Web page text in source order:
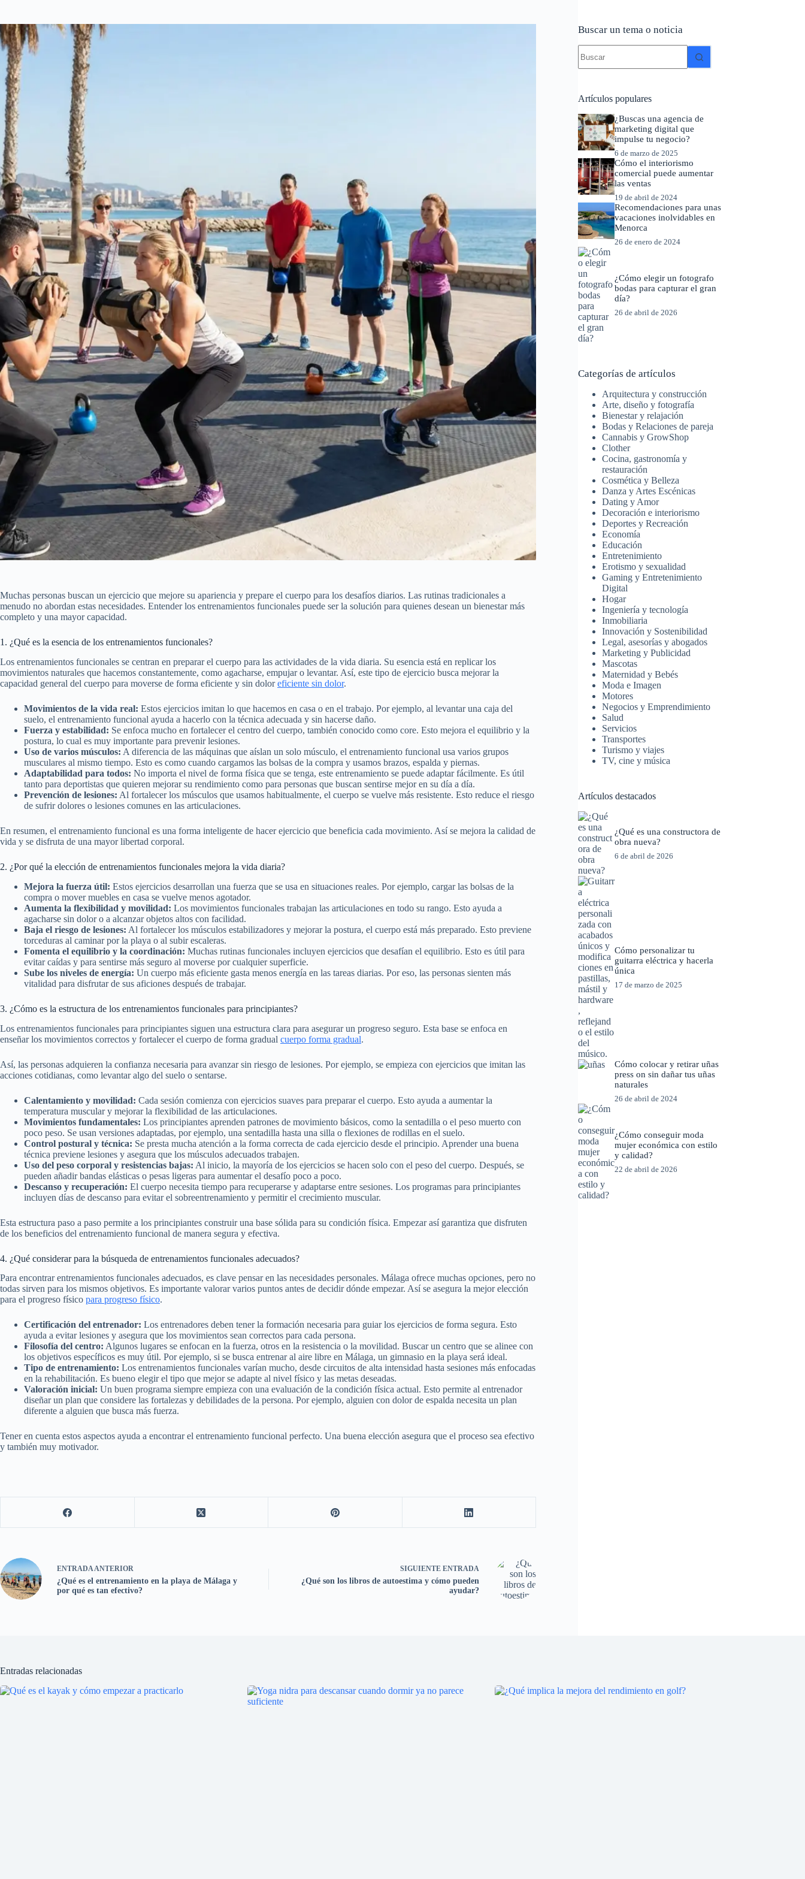
Muchas personas buscan un ejercicio que mejore su apariencia y prepare el cuerpo para los desafíos diarios. Las rutinas tradicionales a
menudo no abordan estas necesidades. Entender los entrenamientos funcionales puede ser la solución para quienes desean un bienestar más
completo y una mayor capacidad.
1. ¿Qué es la esencia de los entrenamientos funcionales?
Los entrenamientos funcionales se centran en preparar el cuerpo para las actividades de la vida diaria. Su esencia está en replicar los
movimientos naturales que hacemos constantemente, como agacharse, empujar o levantar. Así, este tipo de ejercicio busca mejorar la
capacidad general del cuerpo para moverse de forma eficiente y sin doloreficiente sin dolor.
Movimientos de la vida real: Estos ejercicios imitan lo que hacemos en casa o en el trabajo. Por ejemplo, al levantar una caja del
suelo, el entrenamiento funcional ayuda a hacerlo con la técnica adecuada y sin hacerse daño.
Fuerza y estabilidad: Se enfoca mucho en fortalecer el centro del cuerpo, también conocido como core. Esto mejora el equilibrio y la
postura, lo cual es muy importante para prevenir lesiones.
Uso de varios músculos: A diferencia de las máquinas que aíslan un solo músculo, el entrenamiento funcional usa varios grupos
musculares al mismo tiempo. Esto es como cuando cargamos las bolsas de la compra y usamos brazos, espalda y piernas.
Adaptabilidad para todos: No importa el nivel de forma física que se tenga, este entrenamiento se puede adaptar fácilmente. Es útil
tanto para deportistas que quieren mejorar su rendimiento como para personas que buscan sentirse mejor en su día a día.
Prevención de lesiones: Al fortalecer los músculos que usamos habitualmente, el cuerpo se vuelve más resistente. Esto reduce el riesgo
de sufrir dolores o lesiones comunes en las articulaciones.
En resumen, el entrenamiento funcional es una forma inteligente de hacer ejercicio que beneficia cada movimiento. Así se mejora la calidad de
vida y se disfruta de una mayor libertad corporal.
2. ¿Por qué la elección de entrenamientos funcionales mejora la vida diaria?
Mejora la fuerza útil: Estos ejercicios desarrollan una fuerza que se usa en situaciones reales. Por ejemplo, cargar las bolsas de la
compra o mover muebles en casa se vuelve menos agotador.
Aumenta la flexibilidad y movilidad: Los movimientos funcionales trabajan las articulaciones en todo su rango. Esto ayuda a
agacharse sin dolor o a alcanzar objetos altos con facilidad.
Baja el riesgo de lesiones: Al fortalecer los músculos estabilizadores y mejorar la postura, el cuerpo está más preparado. Esto previene
torceduras al caminar por la playa o al subir escaleras.
Fomenta el equilibrio y la coordinación: Muchas rutinas funcionales incluyen ejercicios que desafían el equilibrio. Esto es útil para
evitar caídas y para sentirse más seguro al moverse por cualquier superficie.
Sube los niveles de energía: Un cuerpo más eficiente gasta menos energía en las tareas diarias. Por eso, las personas sienten más
vitalidad para disfrutar de sus aficiones después de trabajar.
3. ¿Cómo es la estructura de los entrenamientos funcionales para principiantes?
Los entrenamientos funcionales para principiantes siguen una estructura clara para asegurar un progreso seguro. Esta base se enfoca en
enseñar los movimientos correctos y fortalecer el cuerpo de forma gradual cuerpo forma gradual.
Así, las personas adquieren la confianza necesaria para avanzar sin riesgo de lesiones. Por ejemplo, se empieza con ejercicios que imitan las
acciones cotidianas, como levantar algo del suelo o sentarse.
Calentamiento y movilidad: Cada sesión comienza con ejercicios suaves para preparar el cuerpo. Esto ayuda a aumentar la
temperatura muscular y mejorar la flexibilidad de las articulaciones.
Movimientos fundamentales: Los principiantes aprenden patrones de movimiento básicos, como la sentadilla o el peso muerto con
poco peso. Se usan versiones adaptadas, por ejemplo, una sentadilla hasta una silla o flexiones de rodillas en el suelo.
Control postural y técnica: Se presta mucha atención a la forma correcta de cada ejercicio desde el principio. Aprender una buena
técnica previene lesiones y asegura que los músculos adecuados trabajen.
Uso del peso corporal y resistencias bajas: Al inicio, la mayoría de los ejercicios se hacen solo con el peso del cuerpo. Después, se
pueden añadir bandas elásticas o pesas ligeras para aumentar el desafío poco a poco.
Descanso y recuperación: El cuerpo necesita tiempo para recuperarse y adaptarse entre sesiones. Los programas para principiantes
incluyen días de descanso para evitar el sobreentrenamiento y permitir el crecimiento muscular.
Esta estructura paso a paso permite a los principiantes construir una base sólida para su condición física. Empezar así garantiza que disfruten
de los beneficios del entrenamiento funcional de manera segura y efectiva.
4. ¿Qué considerar para la búsqueda de entrenamientos funcionales adecuados?
Para encontrar entrenamientos funcionales adecuados, es clave pensar en las necesidades personales. Málaga ofrece muchas opciones, pero no
todas sirven para los mismos objetivos. Es importante valorar varios puntos antes de decidir dónde empezar. Así se asegura la mejor elección
para el progreso físico para progreso físico.
Certificación del entrenador: Los entrenadores deben tener la formación necesaria para guiar los ejercicios de forma segura. Esto
ayuda a evitar lesiones y asegura que los movimientos sean correctos para cada persona.
Filosofía del centro: Algunos lugares se enfocan en la fuerza, otros en la resistencia o la movilidad. Buscar un centro que se alinee con
los objetivos específicos es muy útil. Por ejemplo, si se busca entrenar al aire libre en Málaga, un gimnasio en la playa será ideal.
Tipo de entrenamiento: Los entrenamientos funcionales varían mucho, desde circuitos de alta intensidad hasta sesiones más enfocadas
en la rehabilitación. Es bueno elegir el tipo que mejor se adapte al nivel físico y las metas deseadas.
Valoración inicial: Un buen programa siempre empieza con una evaluación de la condición física actual. Esto permite al entrenador
diseñar un plan que considere las fortalezas y debilidades de la persona. Por ejemplo, alguien con dolor de espalda necesita un plan
diferente a alguien que busca más fuerza.
Tener en cuenta estos aspectos ayuda a encontrar el entrenamiento funcional perfecto. Una buena elección asegura que el proceso sea efectivo
y también muy motivador.
ENTRADA ANTERIOR
¿Qué es el entrenamiento en la playa de Málaga y
por qué es tan efectivo?
SIGUIENTEENTRADA
¿Qué son los libros de autoestima y cómo pueden
ayudar?
Buscar un tema o noticia
resultados
Artículos populares
¿Buscas una agencia de
marketing digital que
impulse tu negocio?
6 de marzo de 2025
Cómo el interiorismo
comercial puede aumentar
las ventas
19 de abril de 2024
Recomendaciones para unas
vacaciones inolvidables en
Menorca
26 de enero de 2024
¿Cómo elegir un fotografo
bodas para capturar el gran
día?
26 de abril de 2026
Categorías de artículos
Arquitectura y construcción
Arte, diseño y fotografía
Bienestar y relajación
Bodas y Relaciones de pareja
Cannabis y GrowShop
Clother
Cocina, gastronomía y
restauración
Cosmética y Belleza
Danza y Artes Escénicas
Dating y Amor
Decoración e interiorismo
Deportes y Recreación
Economía
Educación
Entretenimiento
Erotismo y sexualidad
Gaming y Entretenimiento
Digital
Hogar
Ingeniería y tecnología
Inmobiliaria
Innovación y Sostenibilidad
Legal, asesorías y abogados
Marketing y Publicidad
Mascotas
Maternidad y Bebés
Moda e Imagen
Motores
Negocios y Emprendimiento
Salud
Servicios
Transportes
Turismo y viajes
TV, cine y música
Artículos destacados
¿Qué es una constructora de
obra nueva?
6 de abril de 2026
Cómo personalizar tu
guitarra eléctrica y hacerla
única
17 de marzo de 2025
Cómo colocar y retirar uñas
press on sin dañar tus uñas
naturales
26 de abril de 2024
¿Cómo conseguir moda
mujer económica con estilo
y calidad?
22 de abril de 2026
Entradas relacionadas